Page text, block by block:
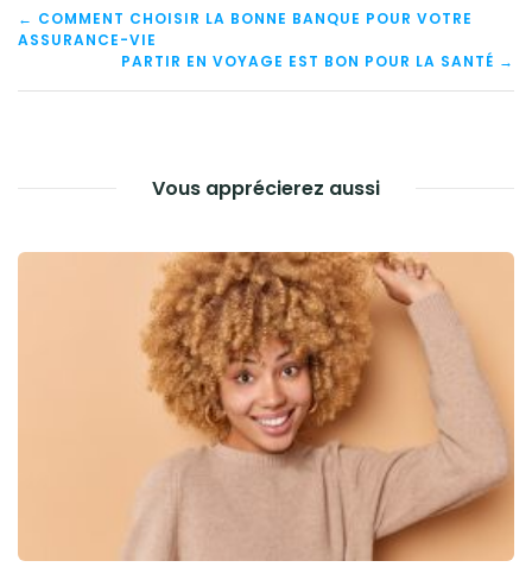
NAVIGATION
DE
← COMMENT CHOISIR LA BONNE BANQUE POUR VOTRE
ASSURANCE-VIE
PARTIR EN VOYAGE EST BON POUR LA SANTÉ →
Vous apprécierez aussi